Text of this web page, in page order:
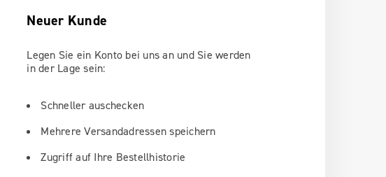
Neuer Kunde
Legen Sie ein Konto bei uns an und Sie werden
in der Lage sein:
Schneller auschecken
Mehrere Versandadressen speichern
Zugriff auf Ihre Bestellhistorie